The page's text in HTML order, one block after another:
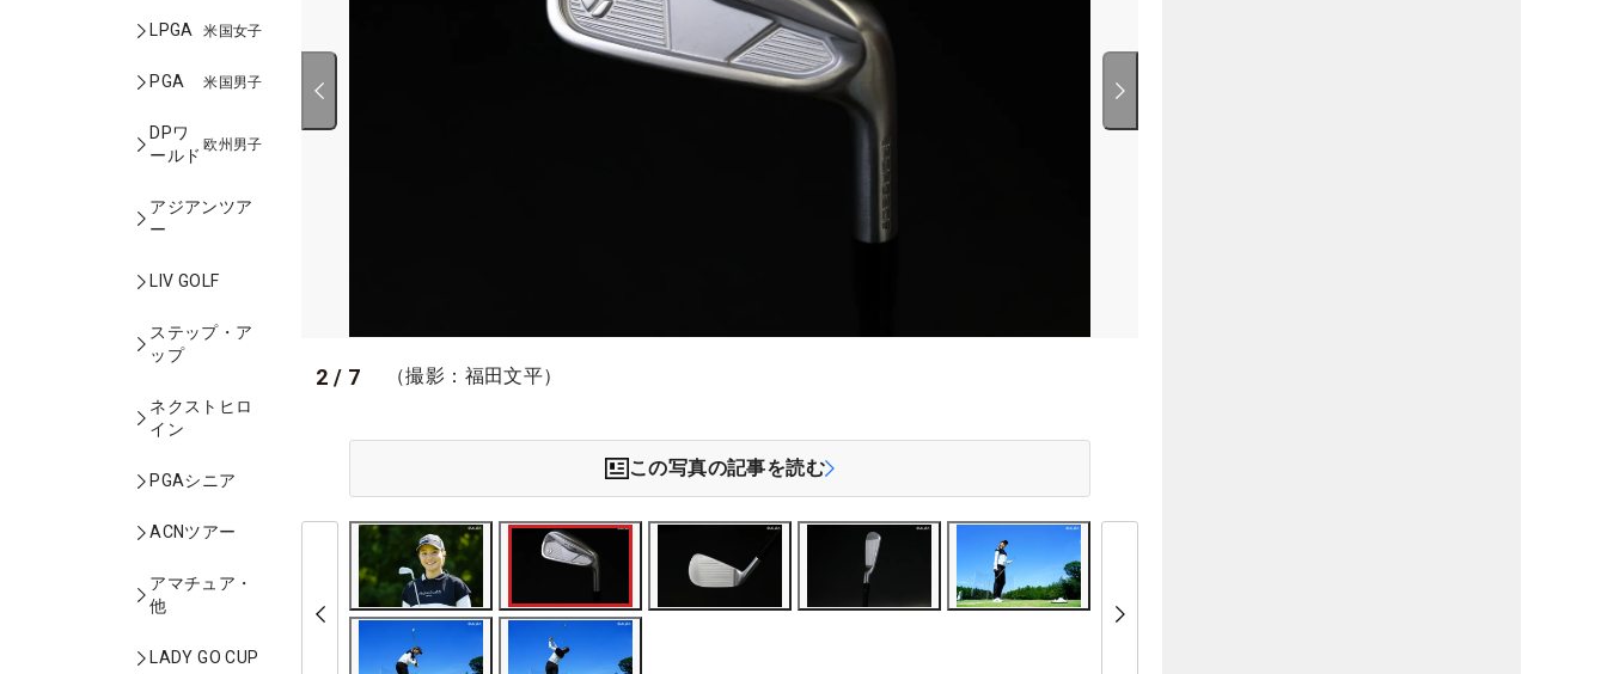
LPGA 米国女子
PGA 米国男子
DPワ
ールド
欧州男子
アジアンツア
ー
LIV GOLF
ステップ・ア
ップ
ネクストヒロ
イン
PGAシニア
ACNツアー
アマチュア・
他
LADY GO CUP
2 / 7 （撮影：福田文平）
この写真の記事を読む